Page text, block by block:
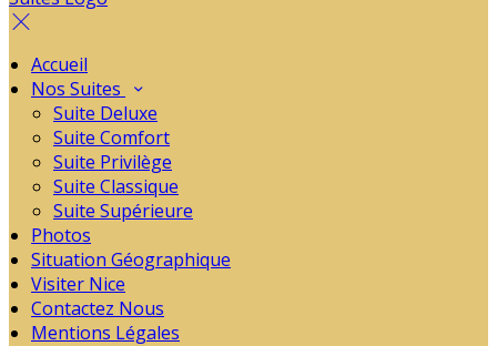
Accueil
Nos Suites
Suite Deluxe
Suite Comfort
Suite Privilège
Suite Classique
Suite Supérieure
Photos
Situation Géographique
Visiter Nice
Contactez Nous
Mentions Légales